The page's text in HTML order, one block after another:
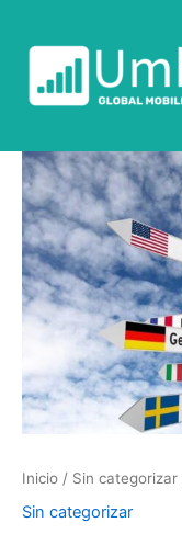
contenido
Inicio / Sin categorizar
Sin categorizar
Escocia
Ilimitado
-
10
Días
cantidad